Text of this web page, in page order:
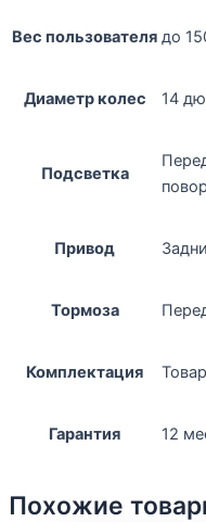
Вес пользователя до
Диаметр колес 14
Подсветка
Привод
Тормоза
Комплектация
Гарантия 12
Похожие